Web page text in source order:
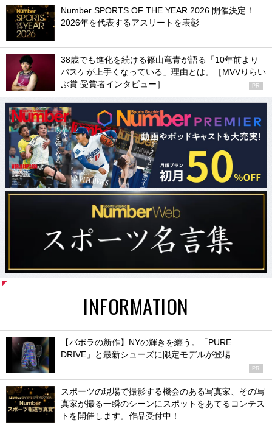
Number SPORTS OF THE YEAR 2026 開催決定！
2026年を代表するアスリートを表彰
38歳でも進化を続ける篠山竜青が語る「10年前より
バスケが上手くなっている」理由とは。［MVVりらい
ぶ賞 受賞者インタビュー］
PR
INFORMATION
【バボラの新作】NYの輝きを纏う。「PURE
DRIVE」と最新シューズに限定モデルが登場
PR
スポーツの現場で撮影する機会のある写真家、その写
真家が撮る一瞬のシーンにスポットをあてるコンテス
トを開催します。作品受付中！